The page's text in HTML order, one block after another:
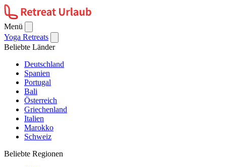
Menü
Yoga Retreats
Beliebte Länder
Deutschland
Spanien
Portugal
Bali
Österreich
Griechenland
Italien
Marokko
Schweiz
Beliebte Regionen